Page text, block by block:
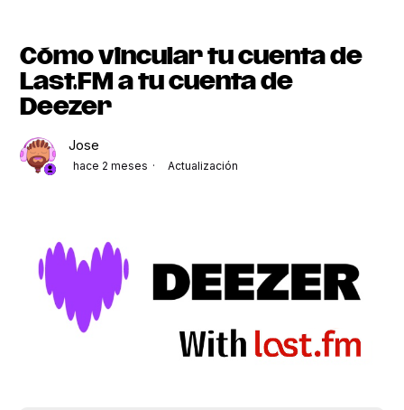
Cómo vincular tu cuenta de
Last.FM a tu cuenta de
Deezer
Jose
hace 2 meses Actualización